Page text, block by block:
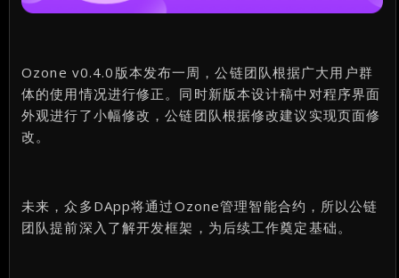
Ozone v0.4.0版本发布一周，公链团队根据广大用户群
体的使用情况进行修正。同时新版本设计稿中对程序界面
外观进行了小幅修改，公链团队根据修改建议实现页面修
改。
未来，众多DApp将通过Ozone管理智能合约，所以公链
团队提前深入了解开发框架，为后续工作奠定基础。